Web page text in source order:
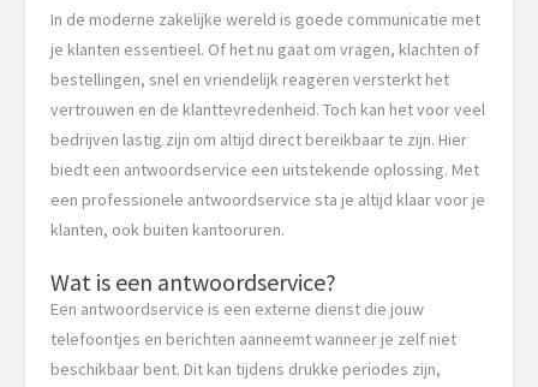
In de moderne zakelijke wereld is goede communicatie met
je klanten essentieel. Of het nu gaat om vragen, klachten of
bestellingen, snel en vriendelijk reageren versterkt het
vertrouwen en de klanttevredenheid. Toch kan het voor veel
bedrijven lastig zijn om altijd direct bereikbaar te zijn. Hier
biedt een antwoordservice een uitstekende oplossing. Met
een professionele antwoordservice sta je altijd klaar voor je
klanten, ook buiten kantooruren.
Wat is een antwoordservice?
Een antwoordservice is een externe dienst die jouw
telefoontjes en berichten aanneemt wanneer je zelf niet
beschikbaar bent. Dit kan tijdens drukke periodes zijn,